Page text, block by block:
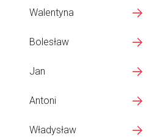
Walentyna
Bolesław
Jan
Antoni
Władysław